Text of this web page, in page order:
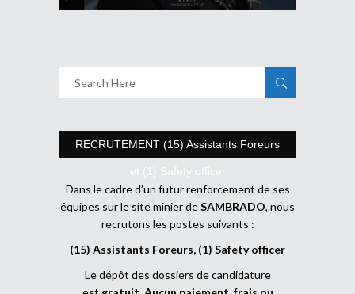
RECRUTEMENT (15) Assistants Foreurs
et (1) Safety officer
Dans le cadre d’un futur renforcement de ses
équipes sur le site minier deSAMBRADO, nous
recrutons les postes suivants :
(15) Assistants Foreurs, (1) Safety officer
Le dépôt des dossiers de candidature